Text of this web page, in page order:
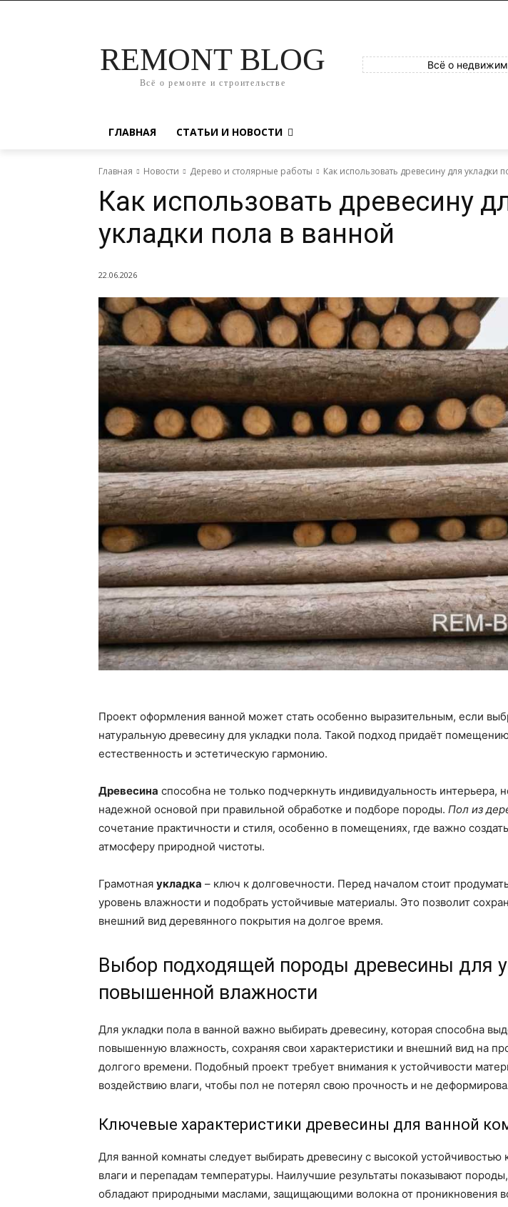
REMONT BLOG
Всё о ремонте и строительстве
Всё о
ГЛАВНАЯ СТАТЬИ И НОВОСТИ
Главная Новости Дерево и столярные работы Как использовать древесину для укладки
Как использовать древесину
укладки пола в ванной
22.06.2026
Проект оформления ванной может стать особенно выразительным, если
натуральную древесину для укладки пола. Такой подход придаёт
естественность и эстетическую гармонию.
Древесина способна не только подчеркнуть индивидуальность интерьера,
надежной основой при правильной обработке и подборе породы. Пол из
сочетание практичности и стиля, особенно в помещениях, где важно
атмосферу природной чистоты.
Грамотная укладка – ключ к долговечности. Перед началом стоит
уровень влажности и подобрать устойчивые материалы. Это позволит
внешний вид деревянного покрытия на долгое время.
Выбор подходящей породы древесины для
повышенной влажности
Для укладки пола в ванной важно выбирать древесину, которая способна
повышенную влажность, сохраняя свои характеристики и внешний вид на
долгого времени. Подобный проект требует внимания к устойчивости
воздействию влаги, чтобы пол не потерял свою прочность и не
Ключевые характеристики древесины для ванной
Для ванной комнаты следует выбирать древесину с высокой устойчивостью
влаги и перепадам температуры. Наилучшие результаты показывают
обладают природными маслами, защищающими волокна от проникновения